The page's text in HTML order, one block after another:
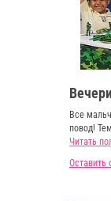
Все
повод!
Читать
Оставить